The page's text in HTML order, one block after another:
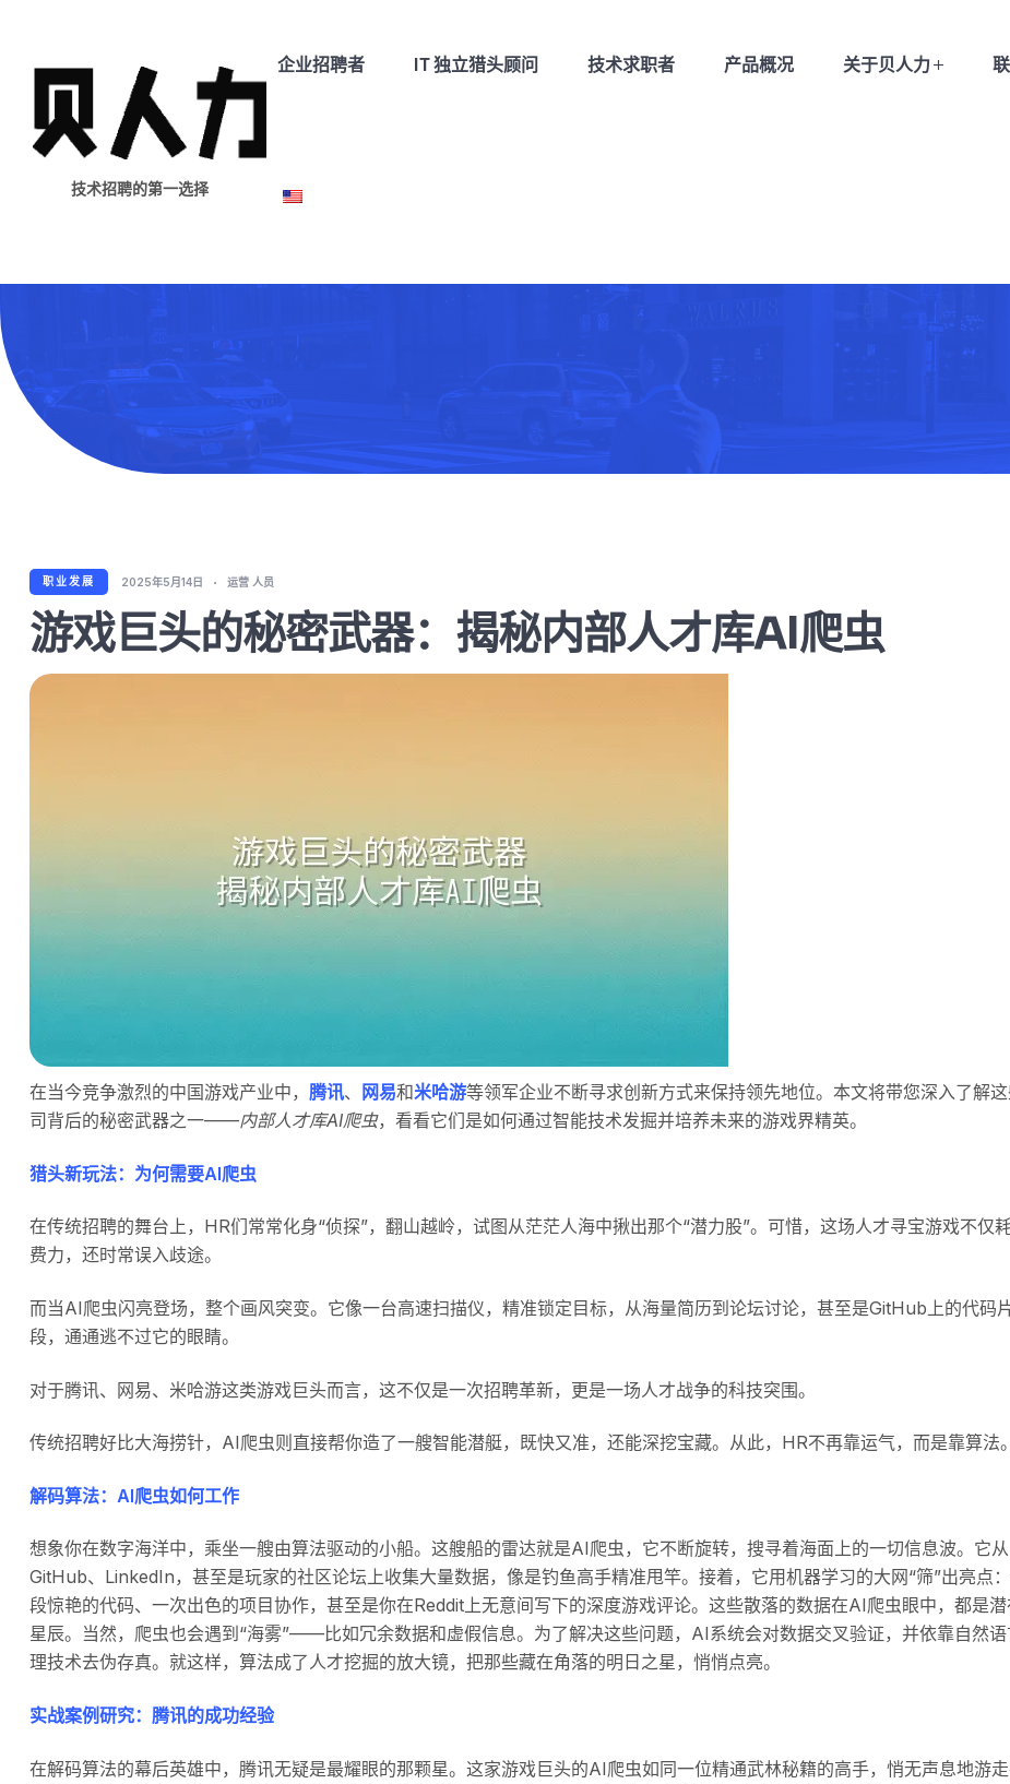
技术招聘的第一选择
企业招聘者 IT 独立猎头顾问 技术求职者 产品概况 关于贝人力
职业发展 2025年5月14日 运营 人员
游戏巨头的秘密武器：揭秘内部人才库AI爬虫
在当今竞争激烈的中国游戏产业中， 腾讯、 网易和米哈游等领军企业不断寻求创新方式来保持领先地位。本文将带您深入了解
司背后的秘密武器之一——内部人才库AI爬虫，看看它们是如何通过智能技术发掘并培养未来的游戏界精英。
猎头新玩法：为何需要AI爬虫
在传统招聘的舞台上，HR们常常化身“侦探”，翻山越岭，试图从茫茫人海中揪出那个“潜力股”。可惜，这场人才寻宝游戏不仅
费力，还时常误入歧途。
而当AI爬虫闪亮登场，整个画风突变。它像一台高速扫描仪，精准锁定目标，从海量简历到论坛讨论，甚至是GitHub上的代码
段，通通逃不过它的眼睛。
对于腾讯、网易、米哈游这类游戏巨头而言，这不仅是一次招聘革新，更是一场人才战争的科技突围。
传统招聘好比大海捞针，AI爬虫则直接帮你造了一艘智能潜艇，既快又准，还能深挖宝藏。从此，HR不再靠运气，而是靠算法。
解码算法：AI爬虫如何工作
想象你在数字海洋中，乘坐一艘由算法驱动的小船。这艘船的雷达就是AI爬虫，它不断旋转，搜寻着海面上的一切信息波。它从
GitHub、LinkedIn，甚至是玩家的社区论坛上收集大量数据，像是钓鱼高手精准甩竿。接着，它用机器学习的大网“筛”出亮点
段惊艳的代码、一次出色的项目协作，甚至是你在Reddit上无意间写下的深度游戏评论。这些散落的数据在AI爬虫眼中，都是潜
星辰。当然，爬虫也会遇到“海雾”——比如冗余数据和虚假信息。为了解决这些问题，AI系统会对数据交叉验证，并依靠自然语
理技术去伪存真。就这样，算法成了人才挖掘的放大镜，把那些藏在角落的明日之星，悄悄点亮。
实战案例研究：腾讯的成功经验
在解码算法的幕后英雄中，腾讯无疑是最耀眼的那颗星。这家游戏巨头的AI爬虫如同一位精通武林秘籍的高手，悄无声息地游